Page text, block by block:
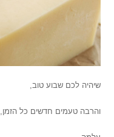
שיהיה לכם שבוע טוב,
והרבה טעמים חדשים כל הזמן,